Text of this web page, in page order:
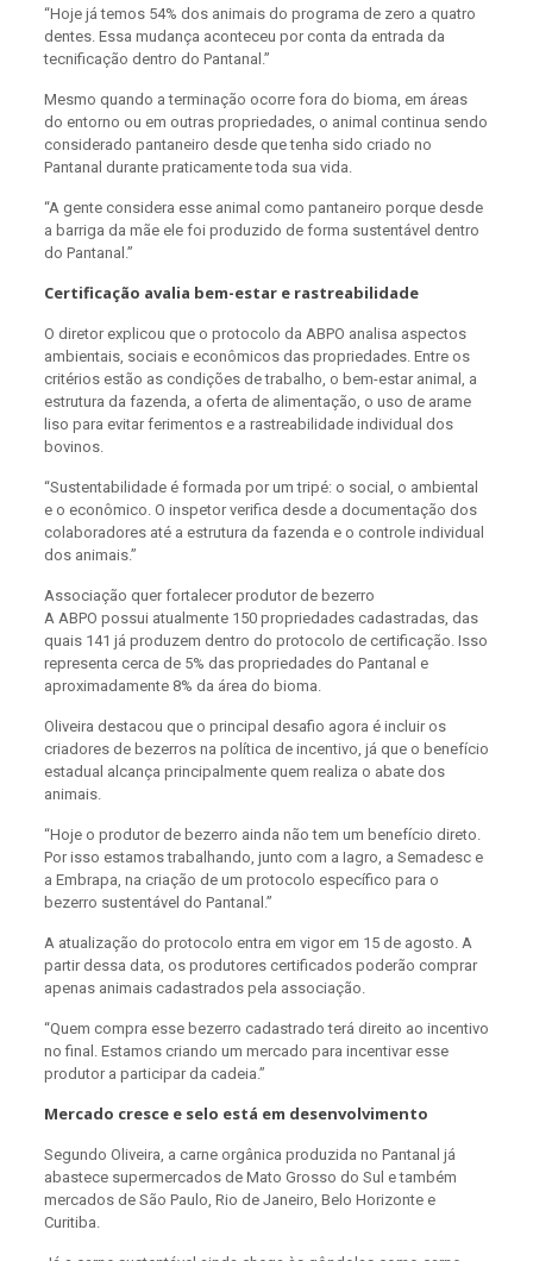
“Hoje já temos 54% dos animais do programa de zero a quatro
dentes. Essa mudança aconteceu por conta da entrada da
tecnificação dentro do Pantanal.”
Mesmo quando a terminação ocorre fora do bioma, em áreas
do entorno ou em outras propriedades, o animal continua sendo
considerado pantaneiro desde que tenha sido criado no
Pantanal durante praticamente toda sua vida.
“A gente considera esse animal como pantaneiro porque desde
a barriga da mãe ele foi produzido de forma sustentável dentro
do Pantanal.”
Certificação avalia bem-estar e rastreabilidade
O diretor explicou que o protocolo da ABPO analisa aspectos
ambientais, sociais e econômicos das propriedades. Entre os
critérios estão as condições de trabalho, o bem-estar animal, a
estrutura da fazenda, a oferta de alimentação, o uso de arame
liso para evitar ferimentos e a rastreabilidade individual dos
bovinos.
“Sustentabilidade é formada por um tripé: o social, o ambiental
e o econômico. O inspetor verifica desde a documentação dos
colaboradores até a estrutura da fazenda e o controle individual
dos animais.”
Associação quer fortalecer produtor de bezerro
A ABPO possui atualmente 150 propriedades cadastradas, das
quais 141 já produzem dentro do protocolo de certificação. Isso
representa cerca de 5% das propriedades do Pantanal e
aproximadamente 8% da área do bioma.
Oliveira destacou que o principal desafio agora é incluir os
criadores de bezerros na política de incentivo, já que o benefício
estadual alcança principalmente quem realiza o abate dos
animais.
“Hoje o produtor de bezerro ainda não tem um benefício direto.
Por isso estamos trabalhando, junto com a Iagro, a Semadesc e
a Embrapa, na criação de um protocolo específico para o
bezerro sustentável do Pantanal.”
A atualização do protocolo entra em vigor em 15 de agosto. A
partir dessa data, os produtores certificados poderão comprar
apenas animais cadastrados pela associação.
“Quem compra esse bezerro cadastrado terá direito ao incentivo
no final. Estamos criando um mercado para incentivar esse
produtor a participar da cadeia.”
Mercado cresce e selo está em desenvolvimento
Segundo Oliveira, a carne orgânica produzida no Pantanal já
abastece supermercados de Mato Grosso do Sul e também
mercados de São Paulo, Rio de Janeiro, Belo Horizonte e
Curitiba.